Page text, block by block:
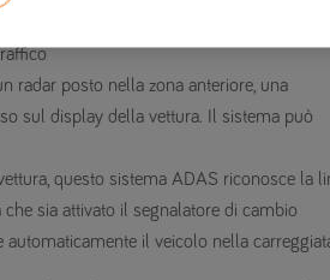
radar posto nella zona anteriore, una
sul display della vettura. Il sistema può
questo sistema ADAS riconosce la
sia attivato il segnalatore di cambio
il veicolo nella